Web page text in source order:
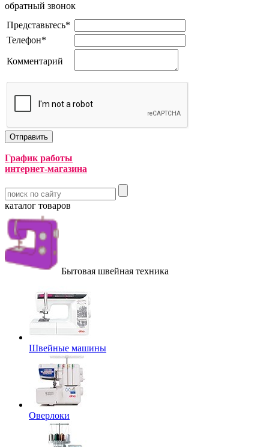
обратный звонок
Представьтесь*
Телефон*
Комментарий
График работы
интернет-магазина
каталог товаров
Бытовая швейная техника
Швейные машины
Оверлоки